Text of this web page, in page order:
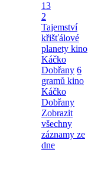
13
2
Tajemství
křišťálové
planety kino
Káčko
Dobřany 6
gramů kino
Káčko
Dobřany
Zobrazit
všechny
záznamy ze
dne